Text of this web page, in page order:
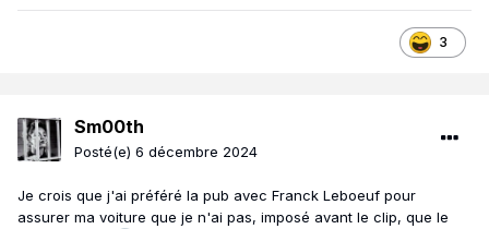
3
Sm00th
Posté(e) 6 décembre 2024
Je crois que j'ai préféré la pub avec Franck Leboeuf pour
assurer ma voiture que je n'ai pas, imposé avant le clip, que le